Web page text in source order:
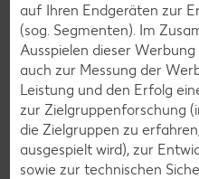
auf Ihren Endgeräten zur
(sog. Segmenten). Im
Ausspielen dieser
auch zur Messung der
Leistung und den Erfolg
zur Zielgruppenforschung
die Zielgruppen zu
ausgespielt wird), zur
sowie zur technischen